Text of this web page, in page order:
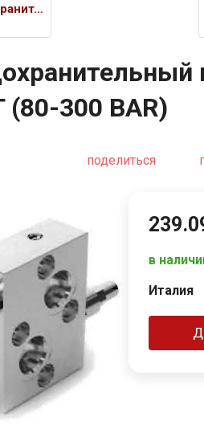
Клапан предохранительный перек
(80-300 BAR)
поделиться
239.
в
Италия